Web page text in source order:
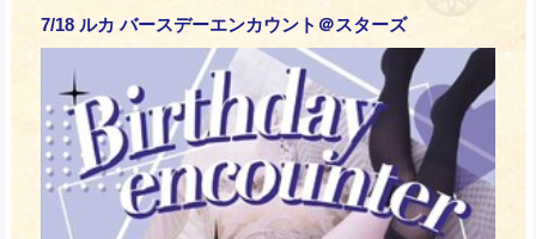
7/18 ルカ バースデーエンカウント＠スターズ